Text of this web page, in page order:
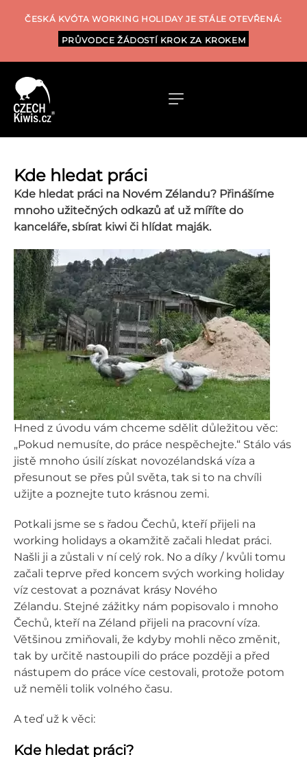
ČESKÁ KVÓTA WORKING HOLIDAY JE STÁLE OTEVŘENÁ:
PRŮVODCE ŽÁDOSTÍ KROK ZA KROKEM
Kde hledat práci
Kde hledat práci na Novém Zélandu? Přinášíme
mnoho užitečných odkazů ať už míříte do
kanceláře, sbírat kiwi či hlídat maják.
Hned z úvodu vám chceme sdělit důležitou věc:
„Pokud nemusíte, do práce nespěchejte.“ Stálo vás
jistě mnoho úsilí získat novozélandská víza a
přesunout se přes půl světa, tak si to na chvíli
užijte a poznejte tuto krásnou zemi.
Potkali jsme se s řadou Čechů, kteří přijeli na
working holidays a okamžitě začali hledat práci.
Našli ji a zůstali v ní celý rok. No a díky / kvůli tomu
začali teprve před koncem svých working holiday
víz cestovat a poznávat krásy Nového
Zélandu. Stejné zážitky nám popisovalo i mnoho
Čechů, kteří na Zéland přijeli na pracovní víza.
Většinou zmiňovali, že kdyby mohli něco změnit,
tak by určitě nastoupili do práce později a před
nástupem do práce více cestovali, protože potom
už neměli tolik volného času.
A teď už k věci:
Kde hledat práci?